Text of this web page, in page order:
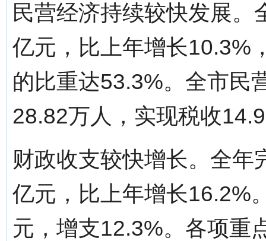
民营经济持续较快发展
亿元，比上年增长10.3%
的比重达53.3%。全市民
28.82万人，实现税收
财政收支较快增长。全年
亿元，比上年增长16.2%
元，增支12.3%。各项重